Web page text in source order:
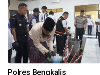
Polres Bengkalis